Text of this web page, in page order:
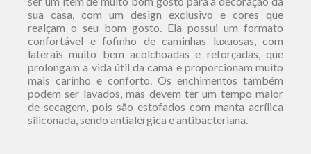
sua casa, com um design exclusivo e cores que
realçam o seu bom gosto. Ela possui um formato
confortável e fofinho de caminhas luxuosas, com
laterais muito bem acolchoadas e reforçadas, que
prolongam a vida útil da cama e proporcionam muito
mais carinho e conforto. Os enchimentos também
podem ser lavados, mas devem ter um tempo maior
de secagem, pois são estofados com manta acrílica
siliconada, sendo antialérgica e antibacteriana.